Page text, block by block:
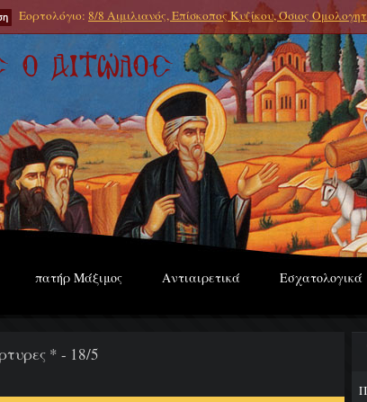
Εορτολόγιο: 8/8 Αιμιλιανός, Επίσκοπος Κυζίκου, Όσιος
πατήρ Μάξιμος Αντιαιρετικά Εσχατολογικά
* - 18/5